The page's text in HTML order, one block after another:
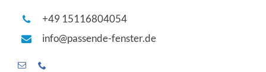
+49 15116804054
info@passende-fenster.de